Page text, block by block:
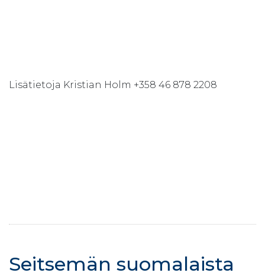
Lisätietoja Kristian Holm +358 46 878 2208
Seitsemän suomalaista